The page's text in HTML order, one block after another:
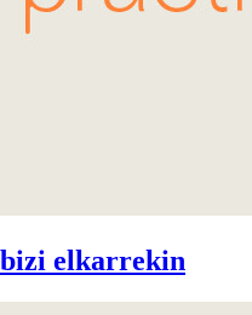
bizi elkarrekin